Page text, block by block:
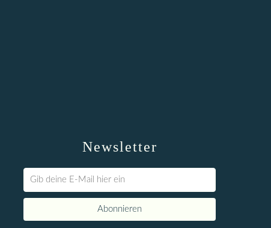
Newsletter